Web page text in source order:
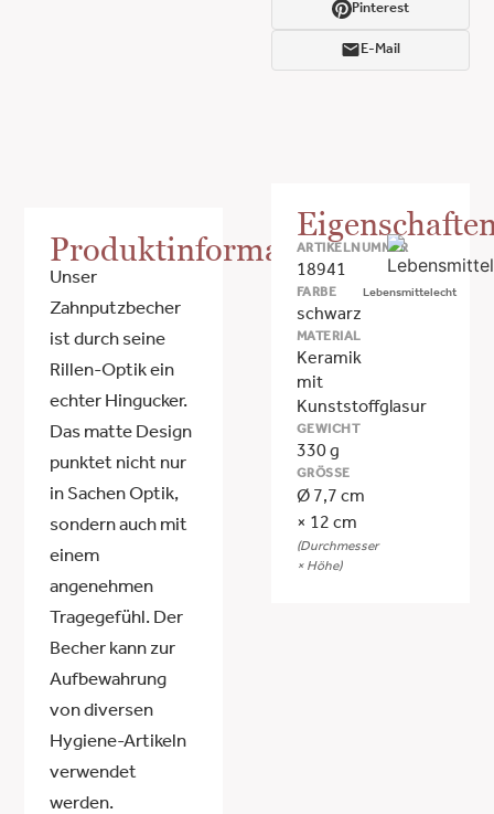
Pinterest
E-Mail
Produktinformationen
Unser
Zahnputzbecher
ist durch seine
Rillen-Optik ein
echter Hingucker.
Das matte Design
punktet nicht nur
in Sachen Optik,
sondern auch mit
einem
angenehmen
Tragegefühl. Der
Becher kann zur
Aufbewahrung
von diversen
Hygiene-Artikeln
verwendet
werden.
ARTIKELNUMMER
18941
FARBE
schwarz
MATERIAL
Keramik
mit
Kunststoffglasur
GEWICHT
330 g
GRÖSSE
Ø 7,7 cm
× 12 cm
(Durchmesser
× Höhe)
Lebensmittelecht